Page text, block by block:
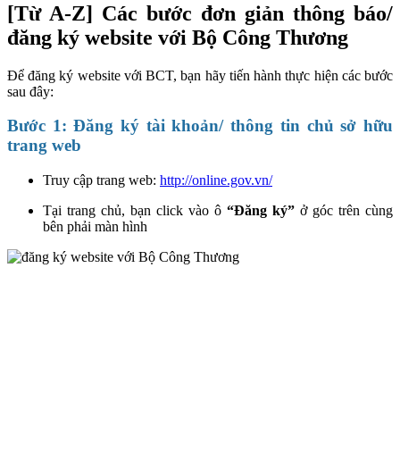
[Từ A-Z] Các bước đơn giản thông báo/
đăng ký website với Bộ Công Thương
Để đăng ký website với BCT, bạn hãy tiến hành thực hiện các bước
sau đây:
Bước 1: Đăng ký tài khoản/ thông tin chủ sở hữu
trang web
Truy cập trang web: http://online.gov.vn/
Tại trang chủ, bạn click vào ô “Đăng ký” ở góc trên cùng
bên phải màn hình